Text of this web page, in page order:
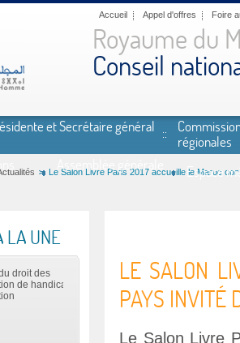
Accueil Appel d'offres Foire
Royaume du
Conseil
et Secrétaire général
régionales
Espace
Le Salon Livre Paris 2017 accueille le Maroc
LA UNE
LE SALON
PAYS INVITÉ
Le Salon Livre